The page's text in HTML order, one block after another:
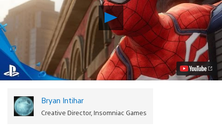
Reproduzir
Spider-
Man,
Novo
Exclusivo
de
PS4
da
Primeiro
Bryan Intihar
Creative Director, Insomniac Games